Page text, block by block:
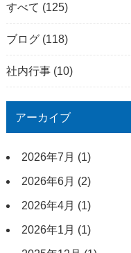
すべて (125)
ブログ(118)
社内行事(10)
アーカイブ
2026年7月 (1)
2026年6月 (2)
2026年4月 (1)
2026年1月 (1)